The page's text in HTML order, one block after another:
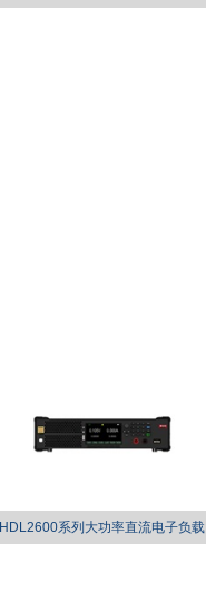
HDL2600系列大功率直流电子负载